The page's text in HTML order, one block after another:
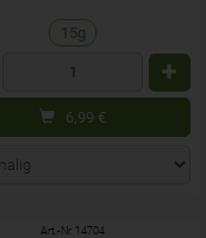
15g
6,99 €
Art.-Nr. 14704